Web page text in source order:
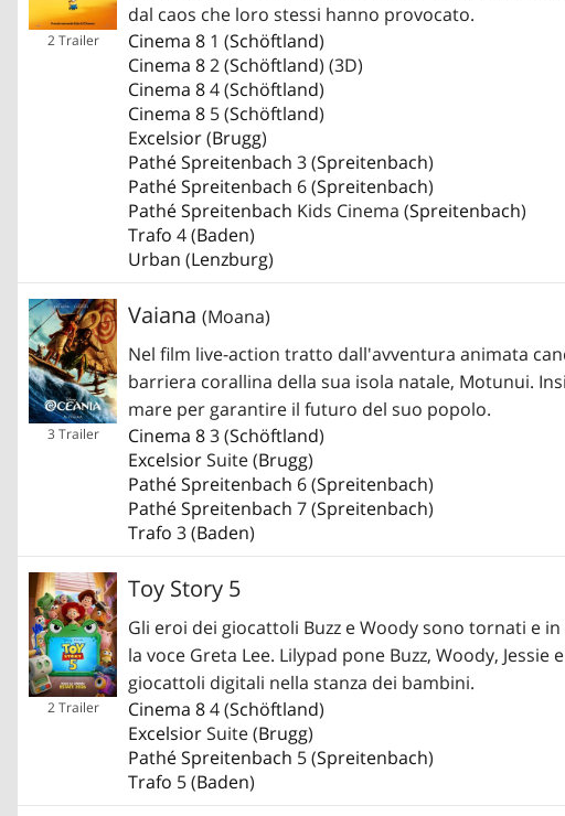
2 Trailer
dal caos che loro stessi hanno provocato.
Cinema 8 1 (Schöftland)
Cinema 82 (Schöftland) (3D)
Cinema 84 (Schöftland)
Cinema 8 5 (Schöftland)
Excelsior(Brugg)
Pathé Spreitenbach 3 (Spreitenbach)
Pathé Spreitenbach 6 (Spreitenbach)
Pathé Spreitenbach Kids Cinema (Spreitenbach)
Trafo 4 (Baden)
Urban (Lenzburg)
3 Trailer
Vaiana (Moana)
Nel film live-action tratto dall'avventura animata
barriera corallina della sua isola natale, Motunui.
mare per garantire il futuro del suo popolo.
Cinema 83 (Schöftland)
ExcelsiorSuite (Brugg)
Pathé Spreitenbach 6 (Spreitenbach)
Pathé Spreitenbach 7 (Spreitenbach)
Trafo 3 (Baden)
2 Trailer
Toy Story 5
Gli eroi dei giocattoli Buzz e Woody sono tornati e
la voce Greta Lee. Lilypad pone Buzz, Woody,
giocattoli digitali nella stanza dei bambini.
Cinema 84 (Schöftland)
ExcelsiorSuite (Brugg)
Pathé Spreitenbach 5 (Spreitenbach)
Trafo 5 (Baden)